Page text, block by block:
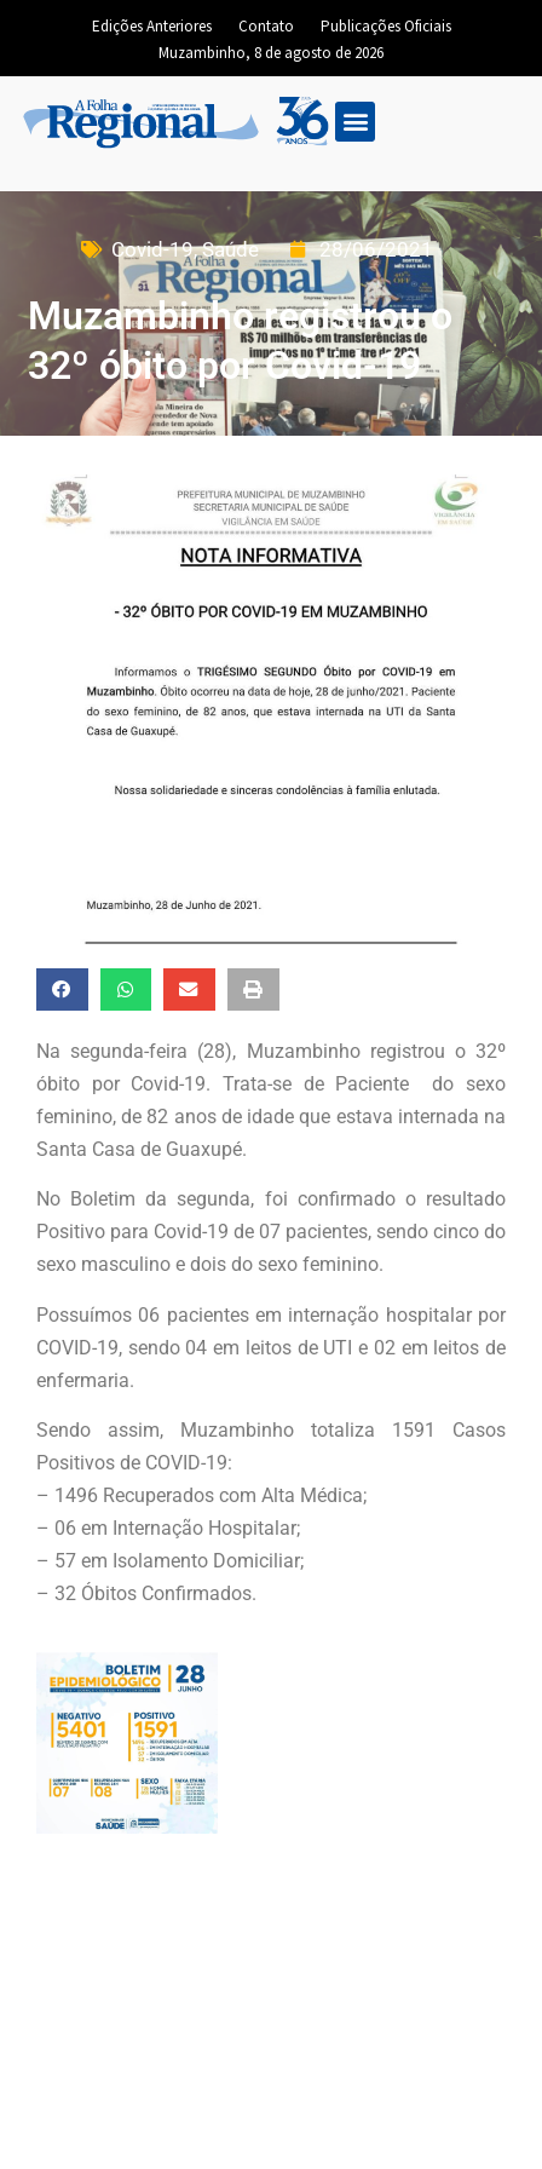
Edições Anteriores Contato
Publicações Oficiais
Muzambinho, 8 de agosto de 2026
Covid-19,Saúde 28/06/2021
Muzambinho registrou o
32º óbito por Covid-19
Na segunda-feira (28), Muzambinho registrou o 32º
óbito por Covid-19. Trata-se de Paciente do sexo
feminino, de 82 anos de idade que estava internada na
Santa Casa de Guaxupé.
No Boletim da segunda, foi confirmado o resultado
Positivo para Covid-19 de 07 pacientes, sendo cinco do
sexo masculino e dois do sexo feminino.
Possuímos 06 pacientes em internação hospitalar por
COVID-19, sendo 04 em leitos de UTI e 02 em leitos de
enfermaria.
Sendo assim, Muzambinho totaliza 1591 Casos
Positivos de COVID-19:
– 1496 Recuperados com Alta Médica;
– 06 em Internação Hospitalar;
– 57 em Isolamento Domiciliar;
– 32 Óbitos Confirmados.